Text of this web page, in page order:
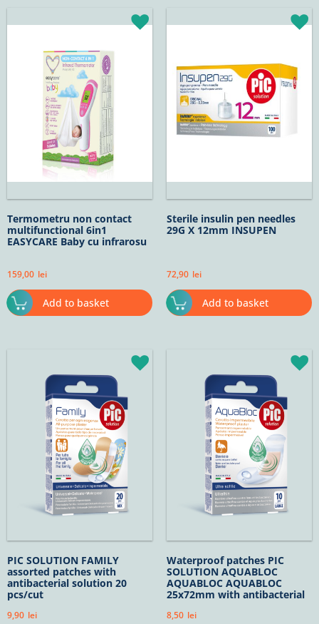
Termometru non contact
multifunctional 6in1
EASYCARE Baby cu infrarosu
159,00 lei
Add to basket
Sterile insulin pen needles
29G X 12mm INSUPEN
72,90 lei
Add to basket
PIC SOLUTION FAMILY
assorted patches with
antibacterial solution 20
pcs/cut
9,90 lei
Waterproof patches PIC
SOLUTION AQUABLOC
AQUABLOC AQUABLOC
25x72mm with antibacterial
8,50 lei